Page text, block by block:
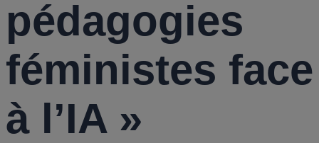
pédagogies
féministes face
à l’IA »